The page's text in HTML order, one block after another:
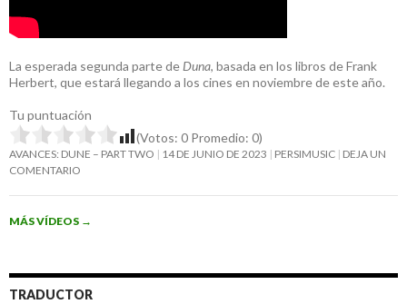
La esperada segunda parte de Duna, basada en los libros de Frank
Herbert, que estará llegando a los cines en noviembre de este año.
Tu puntuación
(Votos: 0 Promedio: 0)
AVANCES: DUNE – PART TWO 14 DE JUNIO DE 2023 PERSIMUSIC DEJA UN
COMENTARIO
MÁS VÍDEOS →
TRADUCTOR